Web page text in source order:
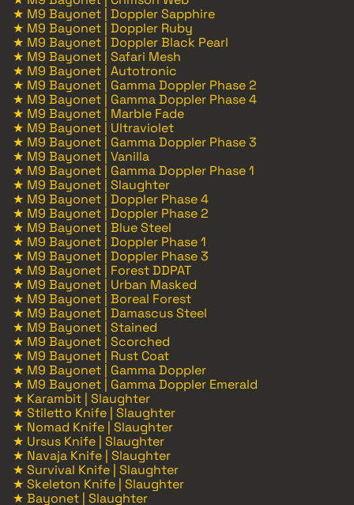
★ M9 Bayonet | Doppler Sapphire
★ M9 Bayonet | Doppler Ruby
★ M9 Bayonet | Doppler Black Pearl
★ M9 Bayonet | Safari Mesh
★ M9 Bayonet | Autotronic
★ M9 Bayonet | Gamma Doppler Phase 2
★ M9 Bayonet | Gamma Doppler Phase 4
★ M9 Bayonet | Marble Fade
★ M9 Bayonet | Ultraviolet
★ M9 Bayonet | Gamma Doppler Phase 3
★ M9 Bayonet | Vanilla
★ M9 Bayonet | Gamma Doppler Phase 1
★ M9 Bayonet | Slaughter
★ M9 Bayonet | Doppler Phase 4
★ M9 Bayonet | Doppler Phase 2
★ M9 Bayonet | Blue Steel
★ M9 Bayonet | Doppler Phase 1
★ M9 Bayonet | Doppler Phase 3
★ M9 Bayonet | Forest DDPAT
★ M9 Bayonet | Urban Masked
★ M9 Bayonet | Boreal Forest
★ M9 Bayonet | Damascus Steel
★ M9 Bayonet | Stained
★ M9 Bayonet | Scorched
★ M9 Bayonet | Rust Coat
★ M9 Bayonet | Gamma Doppler
★ M9 Bayonet | Gamma Doppler Emerald
★ Karambit | Slaughter
★ Stiletto Knife | Slaughter
★ Nomad Knife | Slaughter
★ Ursus Knife | Slaughter
★ Navaja Knife | Slaughter
★ Survival Knife | Slaughter
★ Skeleton Knife | Slaughter
★ Bayonet | Slaughter